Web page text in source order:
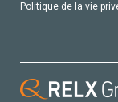
Politique de la vie